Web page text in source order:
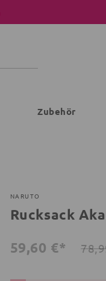
Zubehör
NARUTO
Rucksack
59,60 €*